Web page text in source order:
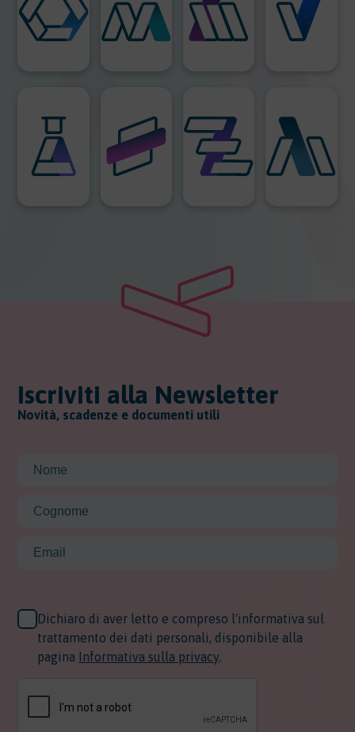
Iscriviti alla Newsletter
Novità, scadenze e documenti utili
Dichiaro di aver letto e compreso l'informativa sul
trattamento dei dati personali, disponibile alla
pagina Informativa sulla privacy.